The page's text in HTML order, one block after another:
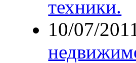
техники.
10/07/